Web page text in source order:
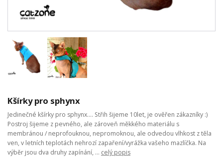
Kšírky pro sphynx
Jedinečné kšírky pro sphynx.... Střih šijeme 10let, je ověřen zákazníky :)
Postroj šijeme z pevného, ale zároveň měkkého materiálu s
membránou / neprofouknou, nepromoknou, ale odvedou vlhkost z těla
ven, v letních teplotách nehrozí zapaření/vyrážka vašeho mazlíčka. Na
výběr jsou dva druhy zapínání, ... celý popis